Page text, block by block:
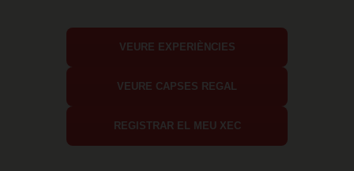
VEURE EXPERIÈNCIES
VEURE CAPSES REGAL
REGISTRAR EL MEU XEC